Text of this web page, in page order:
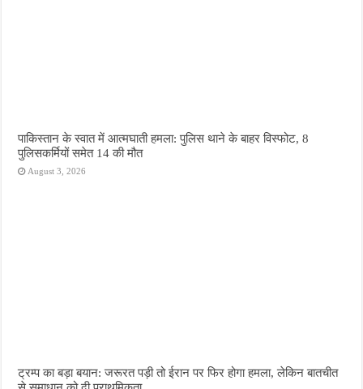
पाकिस्तान के स्वात में आत्मघाती हमला: पुलिस थाने के बाहर विस्फोट, 8
पुलिसकर्मियों समेत 14 की मौत
August 3, 2026
ट्रम्प का बड़ा बयान: जरूरत पड़ी तो ईरान पर फिर होगा हमला, लेकिन बातचीत